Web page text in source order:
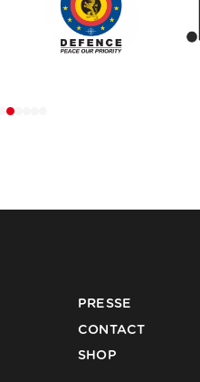
PRESSE
CONTACT
SHOP